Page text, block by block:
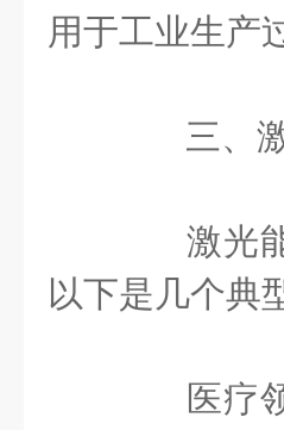
用于工业生产
三、激
激光能
以下是几个典
医疗领